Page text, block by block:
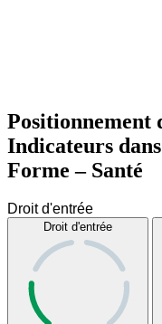
Positionnement
Indicateurs
Forme – Santé
Droit d'entrée